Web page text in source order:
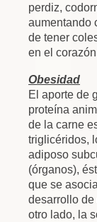
perdiz,
aumentando
de tener
en el
Obesidad
El aporte de
proteína
de la carne
triglicéridos,
adiposo
(órganos),
que se
desarrollo de
otro lado, la